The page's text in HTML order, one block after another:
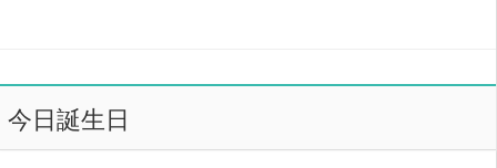
今日誕生日